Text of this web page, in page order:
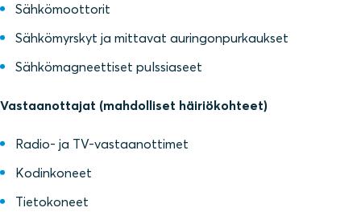
Sähkömoottorit
Sähkömyrskyt ja mittavat auringonpurkaukset
Sähkömagneettiset pulssiaseet
Vastaanottajat (mahdolliset häiriökohteet)
Radio- ja TV-vastaanottimet
Kodinkoneet
Tietokoneet